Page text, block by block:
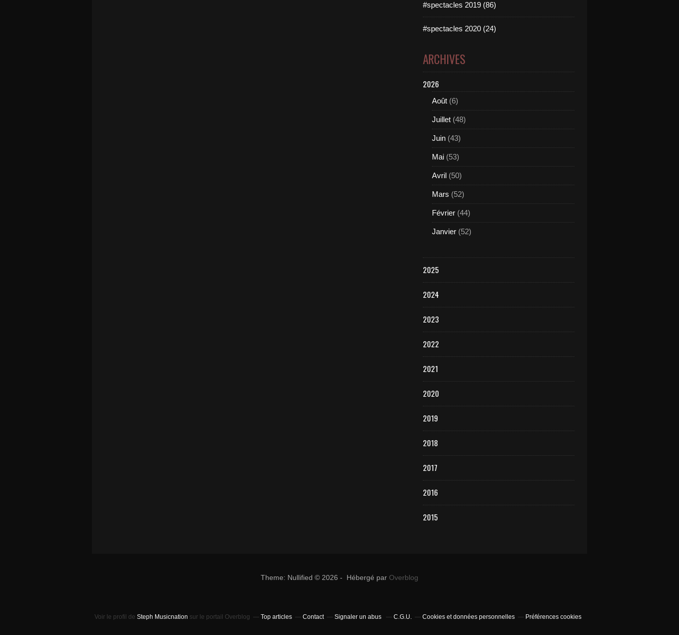
#spectacles 2019 (86)
#spectacles 2020 (24)
ARCHIVES
2026
Août (6)
Juillet (48)
Juin (43)
Mai (53)
Avril (50)
Mars (52)
Février (44)
Janvier (52)
2025
2024
2023
2022
2021
2020
2019
2018
2017
2016
2015
Theme: Nullified © 2026 - Hébergé par Overblog
Voir le profil de Steph Musicnation sur le portail Overblog Top articles Contact Signaler un abus C.G.U. Cookies et données personnelles Préférences cookies